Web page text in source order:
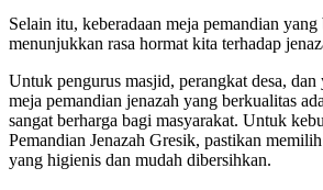
Selain itu, keberadaan meja pemandian yang
menunjukkan rasa hormat kita terhadap
Untuk pengurus masjid, perangkat desa, dan
meja pemandian jenazah yang berkualitas
sangat berharga bagi masyarakat. Untuk
Pemandian Jenazah Gresik, pastikan
yang higienis dan mudah dibersihkan.